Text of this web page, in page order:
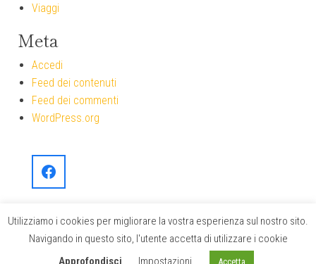
Viaggi
Meta
Accedi
Feed dei contenuti
Feed dei commenti
WordPress.org
Okaeri.it| Bentornati in Giappone
Utilizziamo i cookies per migliorare la vostra esperienza sul nostro sito.
Navigando in questo sito, l'utente accetta di utilizzare i cookie
Approfondisci
Impostazioni Accetta